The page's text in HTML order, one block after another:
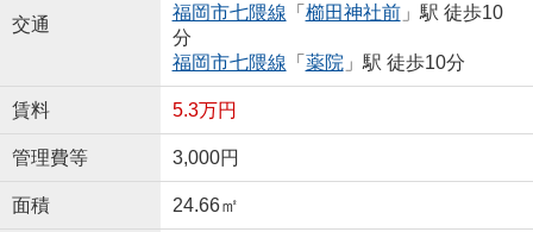
交通
福岡市七隈線 「 櫛田神社前」駅 徒歩10
分
福岡市七隈線 「 薬院 」駅 徒歩10分
賃料 5.3万円
管理費等 3,000円
面積 24.66㎡